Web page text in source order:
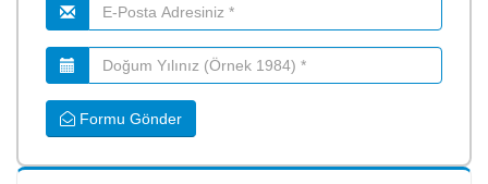
Formu Gönder